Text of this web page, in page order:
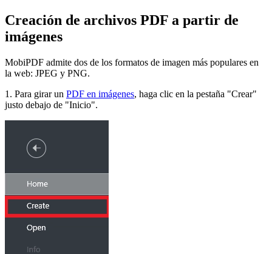
Creación de archivos PDF a partir de
imágenes
MobiPDF admite dos de los formatos de imagen más populares en
la web: JPEG y PNG.
1. Para girar un PDF en imágenes, haga clic en la pestaña "Crear"
justo debajo de "Inicio".